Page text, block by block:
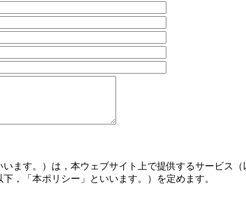
ます。）は，本ウェブサイト上で提供するサービス
，「本ポリシー」といいます。）を定めます。